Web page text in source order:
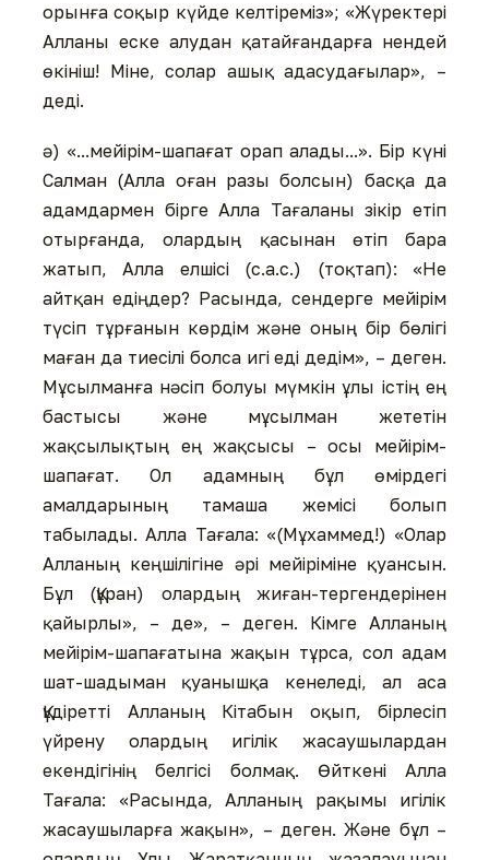
орынға соқыр күйде келтіреміз»; «Жүректері
Алланы еске алудан қатайғандарға нендей
өкініш! Міне, солар ашық адасудағылар», –
деді.
ә) «...мейірім-шапағат орап алады...». Бір күні
Салман (Алла оған разы болсын) басқа да
адамдармен бірге Алла Тағаланы зікір етіп
отырғанда, олардың қасынан өтіп бара
жатып, Алла елшісі (с.а.с.) (тоқтап): «Не
айтқан едіңдер? Расында, сендерге мейірім
түсіп тұрғанын көрдім және оның бір бөлігі
маған да тиесілі болса игі еді дедім», – деген.
Мұсылманға нәсіп болуы мүмкін ұлы істің ең
бастысы және мұсылман жететін
жақсылықтың ең жақсысы – осы мейірім-
шапағат. Ол адамның бұл өмірдегі
амалдарының тамаша жемісі болып
табылады. Алла Тағала: «(Мұхаммед!) «Олар
Алланың кеңшілігіне әрі мейіріміне қуансын.
Бұл (Құран) олардың жиған-тергендерінен
қайырлы», – де», – деген. Кімге Алланың
мейірім-шапағатына жақын тұрса, сол адам
шат-шадыман қуанышқа кенеледі, ал аса
Құдіретті Алланың Кітабын оқып, бірлесіп
үйрену олардың игілік жасаушылардан
екендігінің белгісі болмақ. Өйткені Алла
Тағала: «Расында, Алланың рақымы игілік
жасаушыларға жақын», – деген. Және бұл –